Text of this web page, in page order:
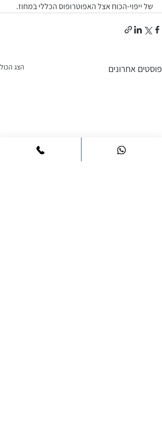
של ייפוי-הכוח אצל האפוטרופוס הכללי במחוז.
פוסטים אחרונים הצג הכול